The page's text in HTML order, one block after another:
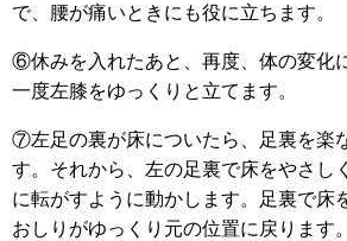
で、腰が痛いときにも役に立ちます。
⑥休みを入れたあと、再度、体の変化
一度左膝をゆっくりと立てます。
⑦左足の裏が床についたら、足裏を楽
す。それから、左の足裏で床をやさし
に転がすように動かします。足裏で床
おしりがゆっくり元の位置に戻ります